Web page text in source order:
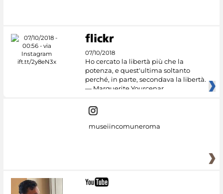
07/10/2018
Ho cercato la libertà più che la
potenza, e quest'ultima soltanto
perché, in parte, secondava la libertà.
— Marguerite Yourcenar
museiincomuneroma